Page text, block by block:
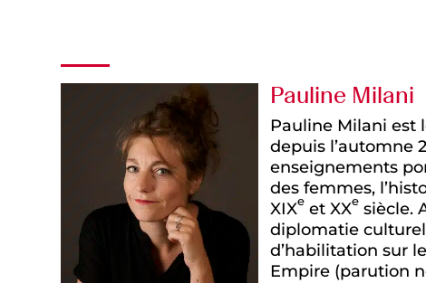
Pauline Milani
Pauline Milani est
depuis l’automne
enseignements
des femmes,
XIXeet XXesiècle.
diplomatie
d’habilitation sur
Empire (parution